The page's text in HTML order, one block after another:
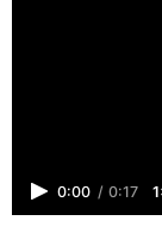
0:00 / 0:17